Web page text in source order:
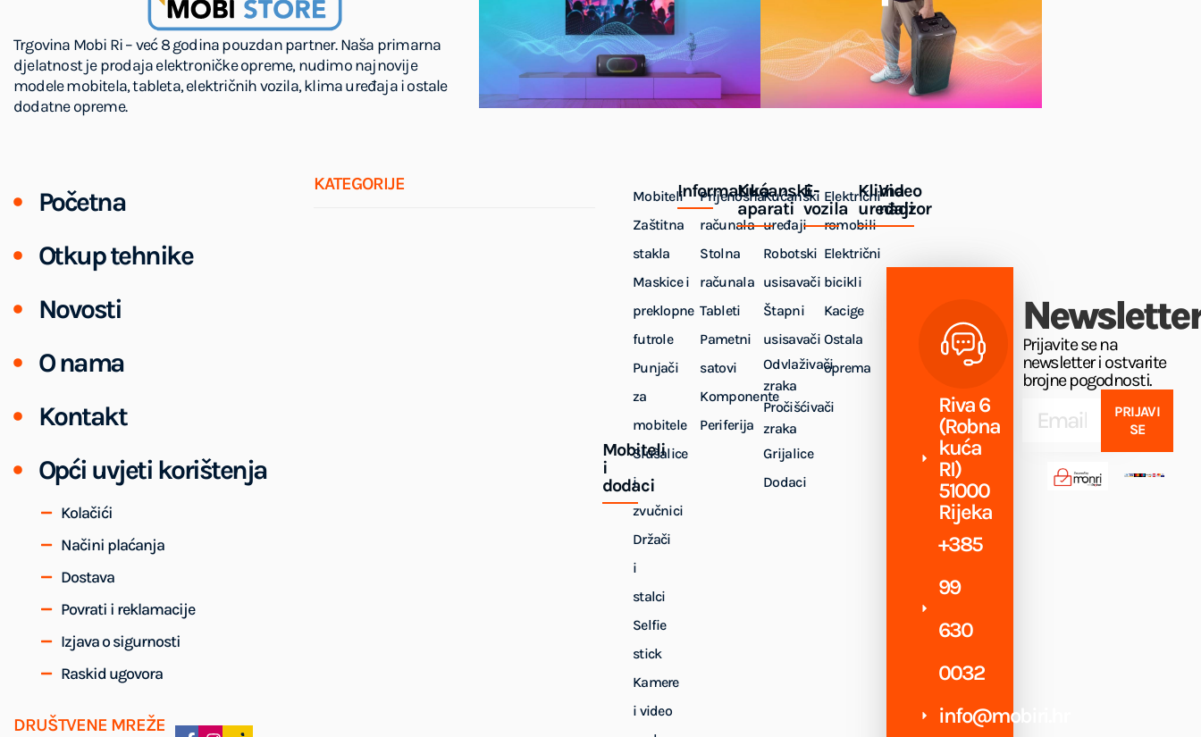
Trgovina Mobi Ri – već 8 godina pouzdan partner. Naša primarna
djelatnost je prodaja elektroničke opreme, nudimo najnovije
modele mobitela, tableta, električnih vozila, klima uređaja i ostale
dodatne opreme.
Početna
Otkup tehnike
Novosti
O nama
Kontakt
Opći uvjeti korištenja
Kolačići
Načini plaćanja
Dostava
Povrati i reklamacije
Izjava o sigurnosti
Raskid ugovora
DRUŠTVENE MREŽE
KATEGORIJE
Mobiteli
i
dodaci
Mobiteli
Zaštitna
stakla
Maskice i
preklopne
futrole
Punjači
za
mobitele
Slušalice
i
zvučnici
Držači
i
stalci
Selfie
stick
Kamere
i video
Informatika
Prijenosna
računala
Stolna
računala
Tableti
Pametni
satovi
Komponente
Periferija
Kućanski
aparati
Kućanski
uređaji
Robotski
usisavači
Štapni
usisavači
Odvlaživači
zraka
Pročišćivači
zraka
Grijalice
Dodaci
E-
vozila
Električni
romobili
Električni
bicikli
Kacige
Ostala
oprema
Klima
uređaji
Video
nadzor
Riva 6
(Robna
kuća
RI)
51000
Rijeka
+385
99
630
0032
info@mobiri.hr
Newsletter
Prijavite se na
newsletter i ostvarite
brojne pogodnosti.
PRIJAVI
SE